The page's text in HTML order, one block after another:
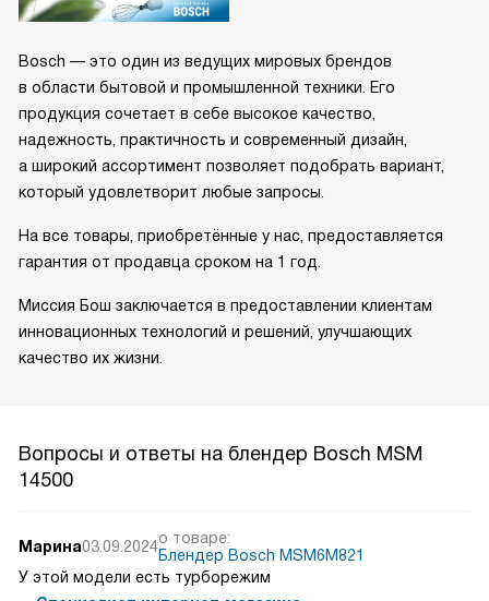
Bosch — это один из ведущих мировых брендов
в области бытовой и промышленной техники. Его
продукция сочетает в себе высокое качество,
надежность, практичность и современный дизайн,
а широкий ассортимент позволяет подобрать вариант,
который удовлетворит любые запросы.
На все товары, приобретённые у нас, предоставляется
гарантия от продавца сроком на 1 год.
Миссия Бош заключается в предоставлении клиентам
инновационных технологий и решений, улучшающих
качество их жизни.
Вопросы и ответы на блендер Bosch MSM
14500
Марина03.09.2024о товаре:
Блендер Bosch MSM6M821
У этой модели есть турборежим